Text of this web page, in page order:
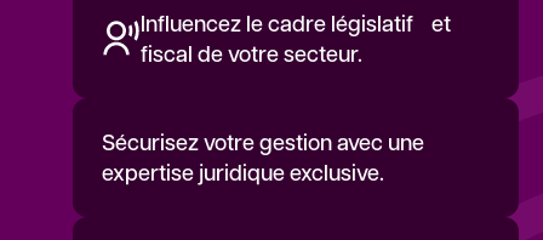
Influencez le cadre législatif et
fiscal de votre secteur.
Sécurisez votre gestion avec une
expertise juridique exclusive.